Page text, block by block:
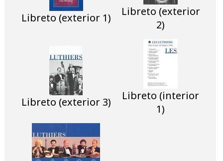
Libreto (exterior 1)
Libreto (exterior
2)
Libreto (exterior 3)
Libreto (interior
1)